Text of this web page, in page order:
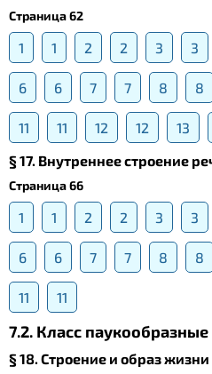
Страница 62
1 1 2 2 3 3
6 6 7 7 8 8
11 11 12 12 13
§ 17. Внутреннее строение
Страница 66
1 1 2 2 3 3
6 6 7 7 8 8
11 11
7.2. Класс паукообразные
§ 18. Строение и образ